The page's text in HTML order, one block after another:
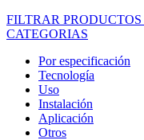
FILTRAR PRODUCTOS
CATEGORIAS
Por especificación
Tecnología
Uso
Instalación
Aplicación
Otros